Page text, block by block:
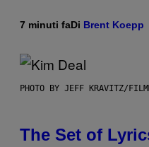
7 minuti faDi Brent Koepp
PHOTO BY JEFF KRAVITZ/
The Set of